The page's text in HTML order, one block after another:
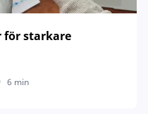
för starkare
6 min